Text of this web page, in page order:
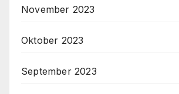
November 2023
Oktober 2023
September 2023